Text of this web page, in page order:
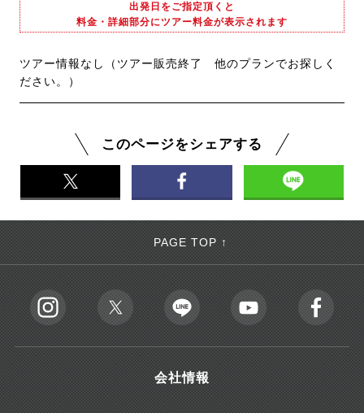
出発日をご指定頂くと
料金・詳細部分にツアー料金が表示されます
ツアー情報なし（ツアー販売終了 他のプランでお探しく
ださい。）
このページをシェアする
PAGE TOP ↑
会社情報